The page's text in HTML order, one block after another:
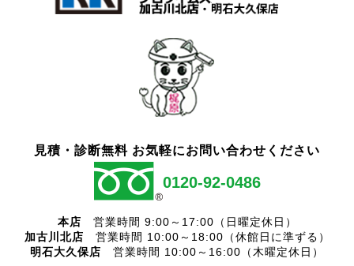
見積・診断無料 お気軽にお問い合わせください
0120-92-0486
本店 営業時間 9:00～17:00（日曜定休日）
加古川北店 営業時間 10:00～18:00（休館日に準ずる）
明石大久保店 営業時間 10:00～16:00（木曜定休日）